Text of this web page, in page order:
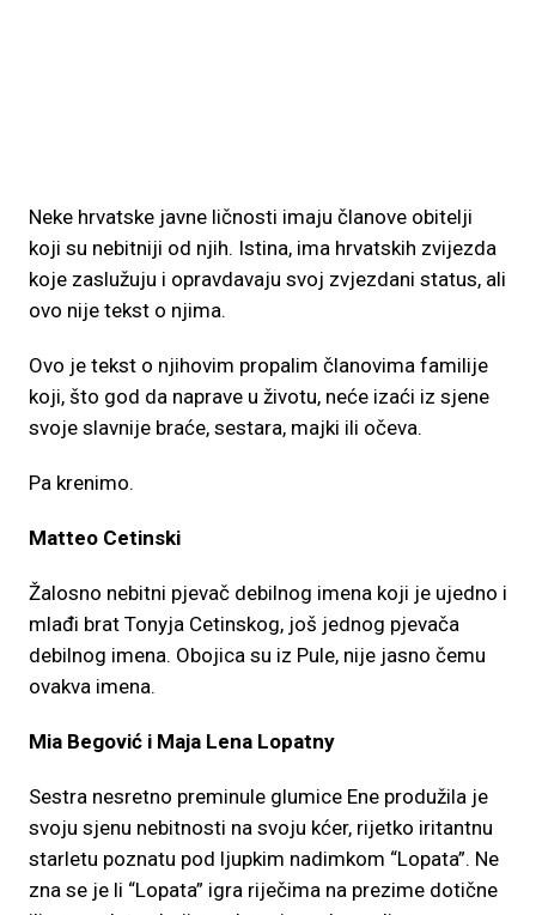
Neke hrvatske javne ličnosti imaju članove obitelji
koji su nebitniji od njih. Istina, ima hrvatskih zvijezda
koje zaslužuju i opravdavaju svoj zvjezdani status, ali
ovo nije tekst o njima.
Ovo je tekst o njihovim propalim članovima familije
koji, što god da naprave u životu, neće izaći iz sjene
svoje slavnije braće, sestara, majki ili očeva.
Pa krenimo.
Matteo Cetinski
Žalosno nebitni pjevač debilnog imena koji je ujedno i
mlađi brat Tonyja Cetinskog, još jednog pjevača
debilnog imena. Obojica su iz Pule, nije jasno čemu
ovakva imena.
Mia Begović i Maja Lena Lopatny
Sestra nesretno preminule glumice Ene produžila je
svoju sjenu nebitnosti na svoju kćer, rijetko iritantnu
starletu poznatu pod ljupkim nadimkom “Lopata”. Ne
zna se je li “Lopata” igra riječima na prezime dotične